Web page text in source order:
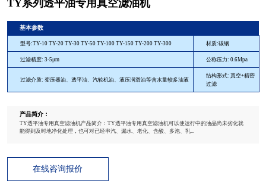
TY系列透平油专用真空滤油机
基本参数
型号:TY-10 TY-20 TY-30 TY-50 TY-100 TY-150 TY-200 TY-300 材质:碳钢
过滤精度: 3-5μm 公称压力: 0.6Mpa
过滤介质: 变压器油、透平油、汽轮机油、液压润滑油等含水量较多油液
结构形式: 真空+精密
过滤
产品简介：
TY透平油专用真空滤油机产品简介：TY透平油专用真空滤油机可以使运行中的油品尚未劣化就
能得到及时地净化处理，也可对已经串汽、漏水、老化、含酸、多泡、乳...
在线咨询报价